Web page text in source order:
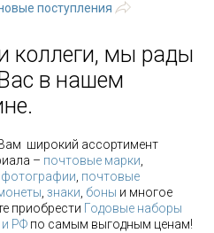
поступления
коллеги, мы рады
в нашем
широкий ассортимент
– почтовые марки
фотографии почтовые
знаки боны и многое
приобрести Годовые наборы
РФ по самым выгодным ценам!